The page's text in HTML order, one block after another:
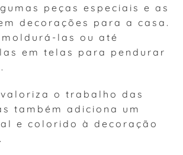
peças especiais e as
decorações para a casa.
las ou até
em telas para pendurar
o trabalho das
também adiciona um
e colorido à decoração